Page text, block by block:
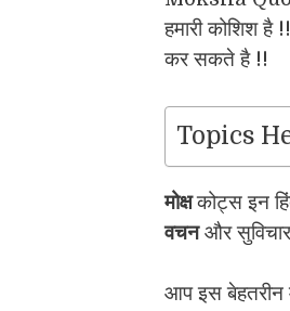
हमारी कोशिश
कर सकते है !!
Topics
मोक्षकोट्स इन
वचनऔर
आप इस बेहतरीन